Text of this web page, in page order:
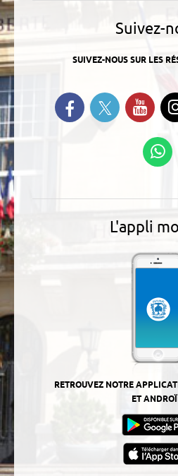
Suivez-
SUIVEZ-NOUS SUR LES
Retrouvez-nous
Suivez-
L'appli
RETROUVEZ NOTRE
ET